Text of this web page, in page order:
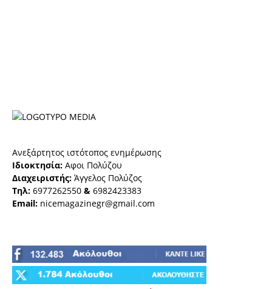
Ανεξάρτητος ιστότοπος ενημέρωσης
Ιδιοκτησία: Αφοι Πολύζου
Διαχειριστής: Άγγελος Πολύζος
Τηλ: 6977262550 & 6982423383
Email: nicemagazinegr@gmail.com